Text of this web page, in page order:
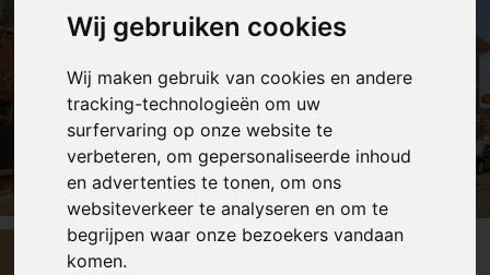
Wij gebruiken cookies
Wij maken gebruik van cookies en andere
tracking-technologieën om uw
surfervaring op onze website te
verbeteren, om gepersonaliseerde inhoud
en advertenties te tonen, om ons
websiteverkeer te analyseren en om te
begrijpen waar onze bezoekers vandaan
komen.
Alle fotos
€ 249 000